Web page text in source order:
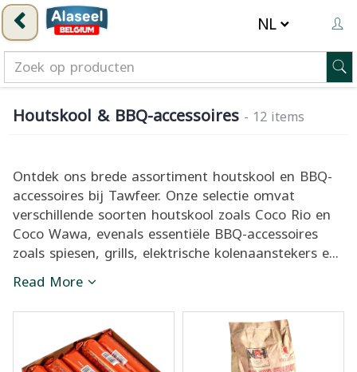
Houtskool & BBQ-accessoires - 12 items
Ontdek ons brede assortiment houtskool en BBQ-
accessoires bij Tawfeer. Onze selectie omvat
verschillende soorten houtskool zoals Coco Rio en
Coco Wawa, evenals essentiële BBQ-accessoires
zoals spiesen, grills, elektrische kolenaanstekers e...
Read More